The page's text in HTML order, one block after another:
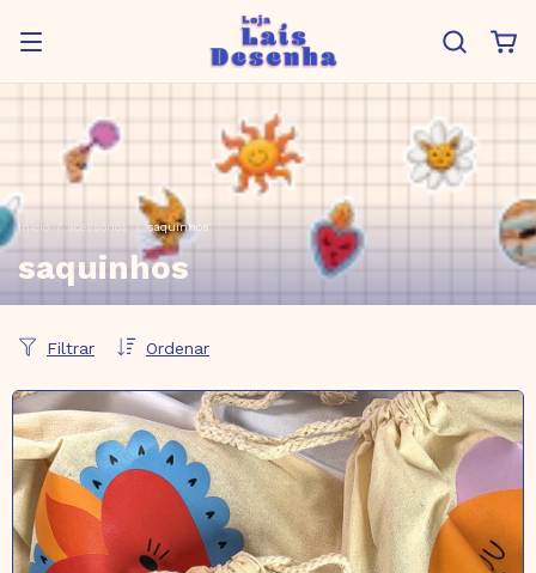
Início / acessórios / saquinhos
saquinhos
Ordenar
Filtrar